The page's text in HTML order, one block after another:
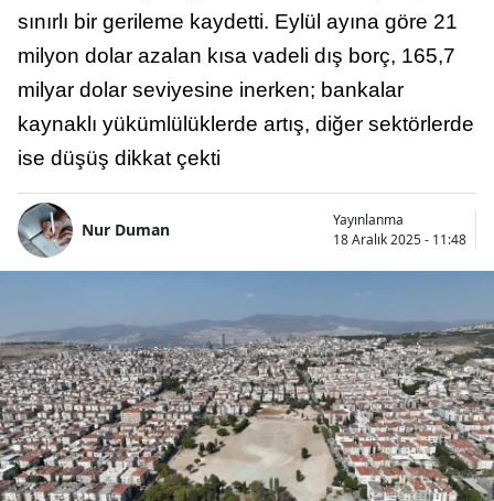
sınırlı bir gerileme kaydetti. Eylül ayına göre 21
milyon dolar azalan kısa vadeli dış borç, 165,7
milyar dolar seviyesine inerken; bankalar
kaynaklı yükümlülüklerde artış, diğer sektörlerde
ise düşüş dikkat çekti
Nur Duman
Yayınlanma
18 Aralık 2025 - 11:48